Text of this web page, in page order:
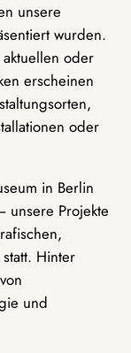
unsere
wurden.
oder
erscheinen
oder
in Berlin
unsere Projekte
Hinter
und